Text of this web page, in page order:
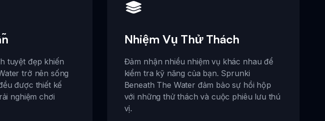
tuyệt đẹp khiến
trở nên sống
được thiết kế
nghiệm chơi
Nhiệm Vụ Thử Thách
Đảm nhận nhiều nhiệm vụ khác nhau để
kiểm tra kỹ năng của bạn. Sprunki
Beneath The Water đảm bảo sự hồi hộp
với những thử thách và cuộc phiêu lưu thú
vị.